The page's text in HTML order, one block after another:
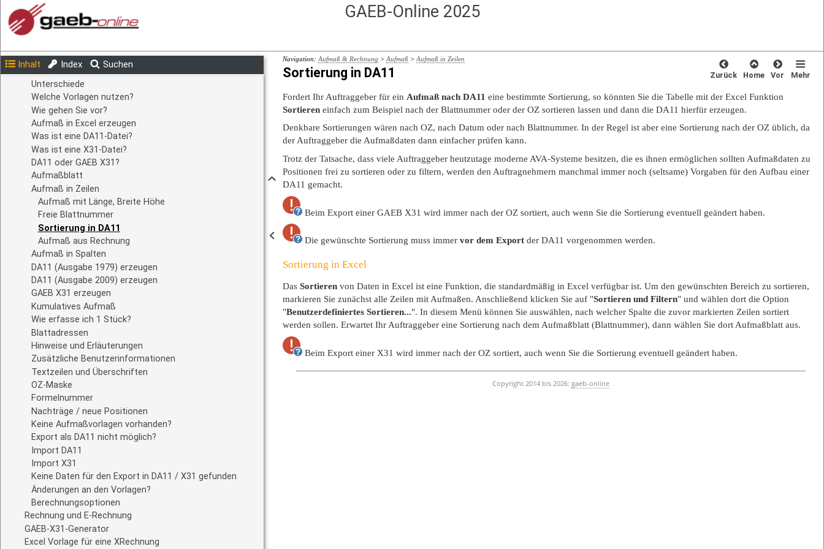
GAEB-Online 2025
Navigation: Aufmaß & Rechnung > Aufmaß> Aufmaß in Zeilen
Sortierung in DA11 Zurück Home Vor Mehr
Fordert Ihr Auftraggeber für ein Aufmaß nach DA11 eine bestimmte Sortierung, so könnten Sie die Tabelle mit der Excel Funktion
Sortiereneinfach zum Beispiel nach der Blattnummer oder der OZ sortieren lassen und dann die DA11 hierfür erzeugen.
Denkbare Sortierungen wären nach OZ, nach Datum oder nach Blattnummer. In der Regel ist aber eine Sortierung nach der OZ üblich, da
der Auftraggeber die Aufmaßdaten dann einfacher prüfen kann.
Trotz der Tatsache, dass viele Auftraggeber heutzutage moderne AVA-Systeme besitzen, die es ihnen ermöglichen sollten Aufmaßdaten zu
Positionen frei zu sortieren oder zu filtern, werden den Auftragnehmern manchmal immer noch (seltsame) Vorgaben für den Aufbau einer
DA11 gemacht.
Beim Export einer GAEB X31 wird immer nach der OZ sortiert, auch wenn Sie die Sortierung eventuell geändert haben.
Die gewünschte Sortierung muss immer vor dem Exportder DA11 vorgenommen werden.
Sortierung in Excel
Das Sortierenvon Daten in Excel ist eine Funktion, die standardmäßig in Excel verfügbar ist. Um den gewünschten Bereich zu sortieren,
markieren Sie zunächst alle Zeilen mit Aufmaßen. Anschließend klicken Sie auf "Sortieren und Filtern" und wählen dort die Option
"Benutzerdefiniertes Sortieren...". In diesem Menü können Sie auswählen, nach welcher Spalte die zuvor markierten Zeilen sortiert
werden sollen. Erwartet Ihr Auftraggeber eine Sortierung nach dem Aufmaßblatt (Blattnummer), dann wählen Sie dort Aufmaßblatt aus.
Beim Export einer X31 wird immer nach der OZ sortiert, auch wenn Sie die Sortierung eventuell geändert haben.
Copyright 2014 bis 2026: gaeb-online
Inhalt Index Suchen